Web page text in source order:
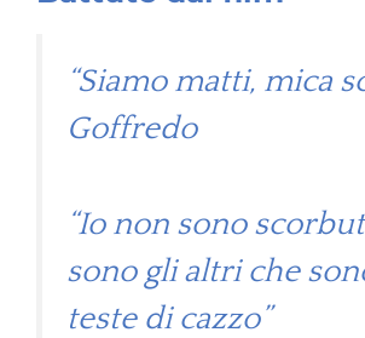
“Siamo matti, mica
Goffredo
“Io non sono
sono gli altri che
teste di cazzo”